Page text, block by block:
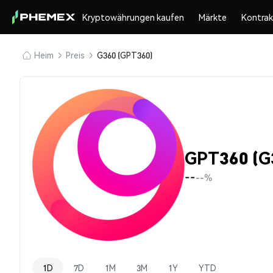
Kryptowährungen kaufen Märkte
Heim Preis G360 (GPT360)
GPT360
----%
1D 7D 1M 3M 1Y YTD